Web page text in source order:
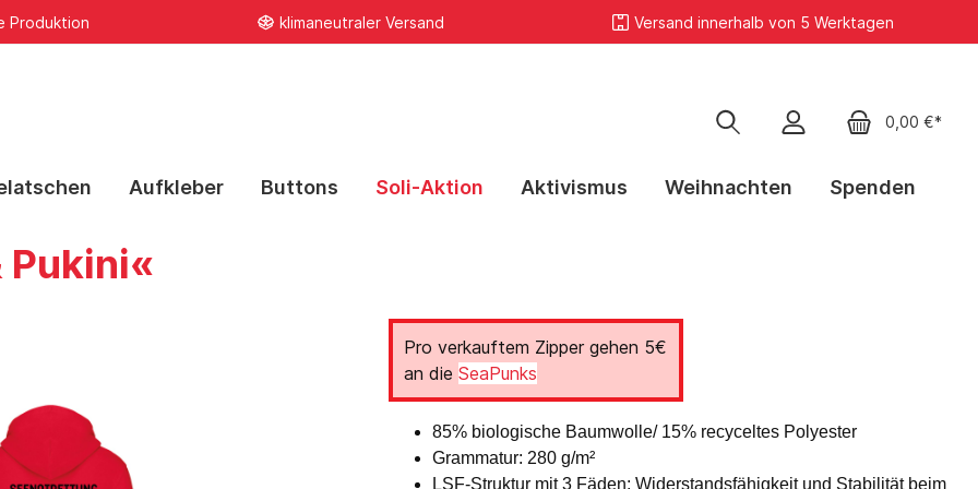
Produktion klimaneutraler Versand Versand innerhalb von 5 Werktagen
0,00 €*
Aufkleber Buttons Soli-Aktion Aktivismus Weihnachten Spenden
Pukini
Pukini«
Pro verkauftem Zipper gehen 5€
an die SeaPunks
85% biologische Baumwolle/ 15% recyceltes Polyester
Grammatur: 280 g/m²
LSF-Struktur mit 3 Fäden: Widerstandsfähigkeit und Stabilität beim